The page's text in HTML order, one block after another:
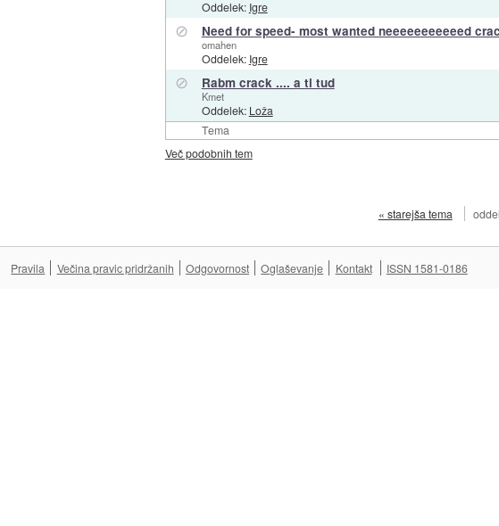
Tema
Oddelek: Igre
⊘ Need for speed- most wanted neeeeeeeeeeed
omahen
Oddelek: Igre
⊘ Rabm crack .... a ti tud
Kmet
Oddelek: Loža
Več podobnih tem
« starejša tema
Pravila Večina pravic pridržanih Odgovornost Oglaševanje Kontakt ISSN 1581-0186